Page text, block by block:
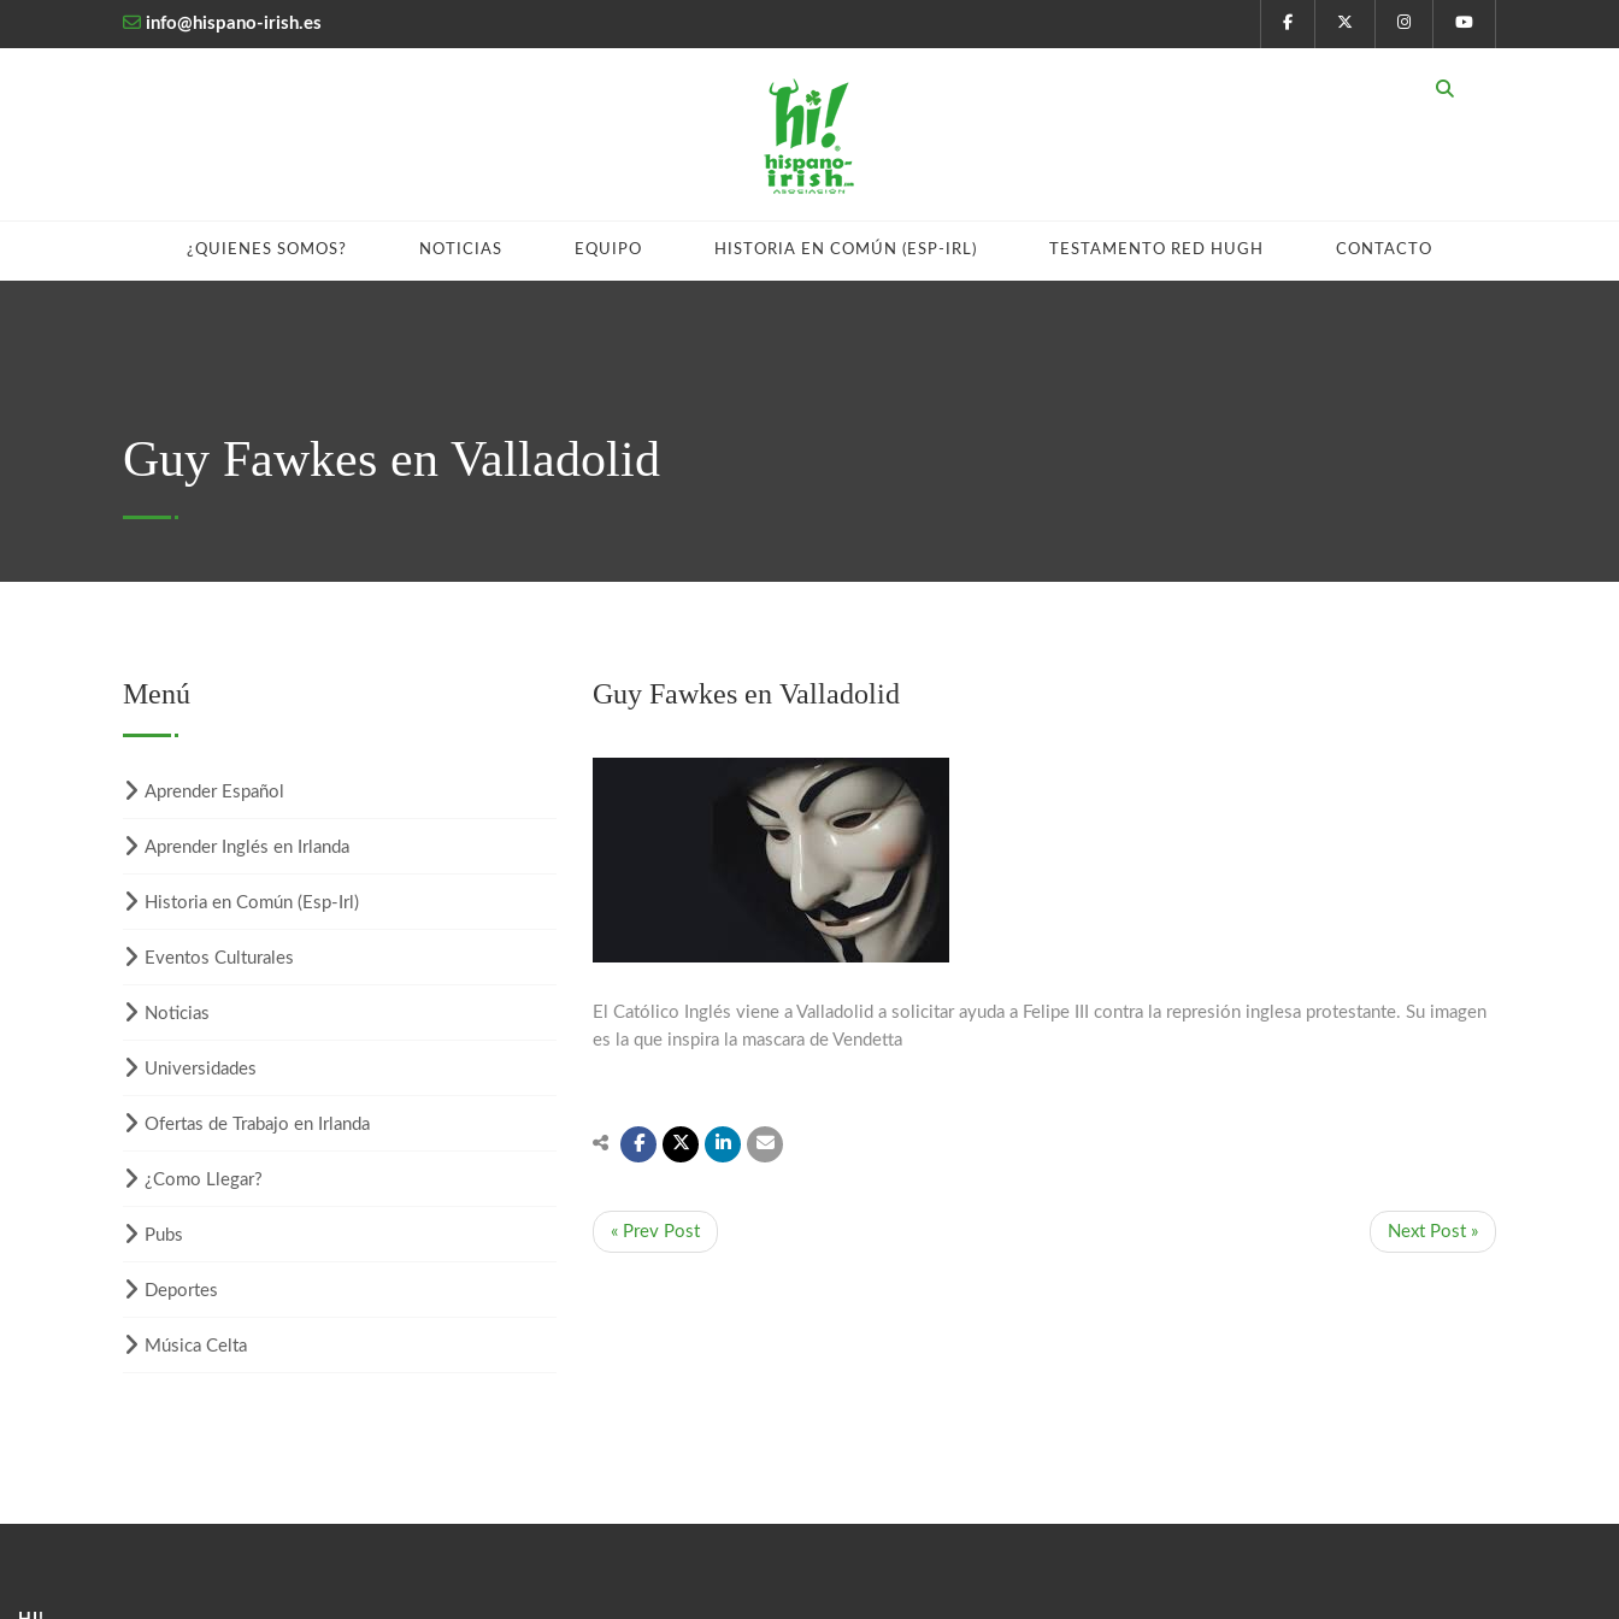
info@hispano-irish.es
¿QUIENES SOMOS? NOTICIAS EQUIPO HISTORIA EN COMÚN (ESP-IRL) TESTAMENTO RED HUGH CONTACTO
Guy Fawkes en Valladolid
Guy Fawkes en Valladolid
El Católico Inglés viene a Valladolid a solicitar ayuda a Felipe III contra la represión inglesa protestante. Su imagen
es la que inspira la mascara de Vendetta
« Prev Post Next Post »
Menú
Aprender Español
Aprender Inglés en Irlanda
Historia en Común (Esp-Irl)
Eventos Culturales
Noticias
Universidades
Ofertas de Trabajo en Irlanda
¿Como Llegar?
Pubs
Deportes
Música Celta